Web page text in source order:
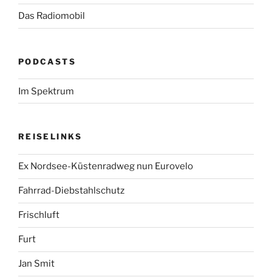
Das Radiomobil
PODCASTS
Im Spektrum
REISELINKS
Ex Nordsee-Küstenradweg nun Eurovelo
Fahrrad-Diebstahlschutz
Frischluft
Furt
Jan Smit